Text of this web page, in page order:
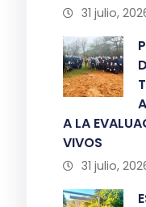
31 julio,
A LA
VIVOS
31 julio,